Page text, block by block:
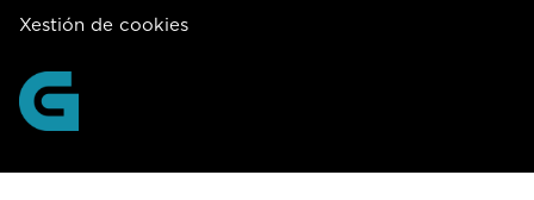
Xestión de cookies